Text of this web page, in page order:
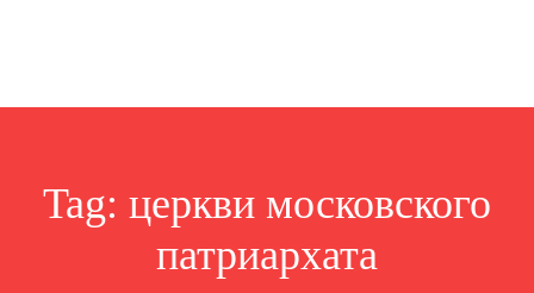
Tag: церкви московского
патриархата